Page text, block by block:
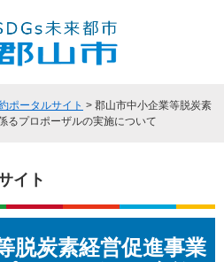
ポータルサイト > 郡山市中小企業等脱炭素
るプロポーザルの実施について
イト
脱炭素経営促進事業